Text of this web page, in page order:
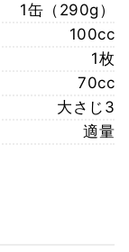
1缶（290g）
100cc
1枚
70cc
大さじ3
適量